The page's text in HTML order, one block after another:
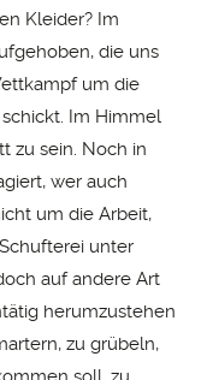
Kleider? Im
die uns
um die
Im Himmel
zu sein. Noch in
wer auch
um die Arbeit,
unter
auf andere Art
herumzustehen
zu grübeln,